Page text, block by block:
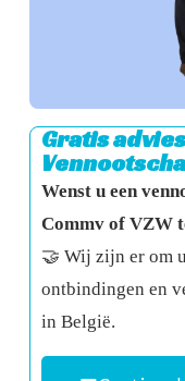
Gratis
Wenst u een
Commv of VZW
🤝 Wij zijn er om
ontbindingen en
in België.